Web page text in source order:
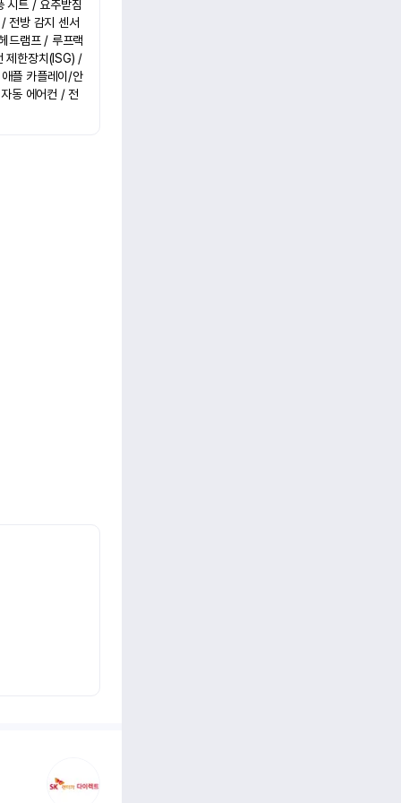
시트 / 요추받침
전방 감지 센서
드램프 / 루프랙
제한장치(ISG) /
플 카플레이/안
동 에어컨 / 전